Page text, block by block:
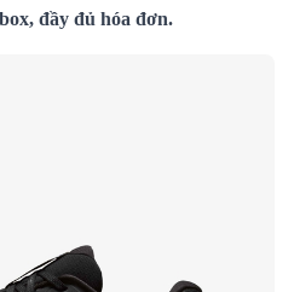
đầy đủ hóa đơn.